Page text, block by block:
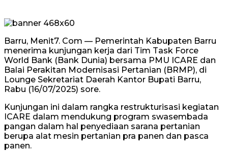
Barru, Menit7. Com — Pemerintah Kabupaten Barru
menerima kunjungan kerja dari Tim Task Force
World Bank (Bank Dunia) bersama PMU ICARE dan
Balai Perakitan Modernisasi Pertanian (BRMP), di
Lounge Sekretariat Daerah Kantor Bupati Barru,
Rabu (16/07/2025) sore.
Kunjungan ini dalam rangka restrukturisasi kegiatan
ICARE dalam mendukung program swasembada
pangan dalam hal penyediaan sarana pertanian
berupa alat mesin pertanian pra panen dan pasca
panen.